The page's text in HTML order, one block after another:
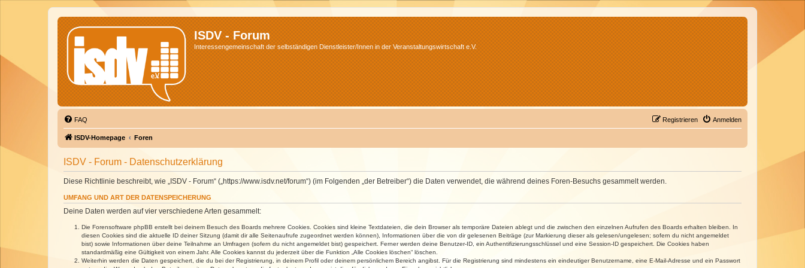
ISDV - Forum
Interessengemeinschaft der selbständigen Dienstleister/Innen in der Veranstaltungswirtschaft e.V.
FAQ Anmelden
Registrieren
ISDV-Homepage Foren
ISDV - Forum - Datenschutzerklärung
Diese Richtlinie beschreibt, wie „ISDV - Forum“ („https://www.isdv.net/forum“) (im Folgenden „der Betreiber“) die Daten verwendet, die während deines Foren-Besuchs gesammelt werden.
UMFANG UND ART DER DATENSPEICHERUNG
Deine Daten werden auf vier verschiedene Arten gesammelt:
Die Forensoftware phpBB erstellt bei deinem Besuch des Boards mehrere Cookies. Cookies sind kleine Textdateien, die dein Browser als temporäre Dateien ablegt und die zwischen den einzelnen Aufrufen des Boards erhalten bleiben. In
diesen Cookies sind die aktuelle ID deiner Sitzung (damit dir alle Seitenaufrufe zugeordnet werden können), Informationen über die von dir gelesenen Beiträge (zur Markierung dieser als gelesen/ungelesen; sofern du nicht angemeldet
bist) sowie Informationen über deine Teilnahme an Umfragen (sofern du nicht angemeldet bist) gespeichert. Ferner werden deine Benutzer-ID, ein Authentifizierungsschlüssel und eine Session-ID gespeichert. Die Cookies haben
standardmäßig eine Gültigkeit von einem Jahr. Alle Cookies kannst du jederzeit über die Funktion „Alle Cookies löschen“ löschen.
Weiterhin werden die Daten gespeichert, die du bei der Registrierung, in deinem Profil oder deinem persönlichem Bereich angibst. Für die Registrierung sind mindestens ein eindeutiger Benutzername, eine E-Mail-Adresse und ein Passwort